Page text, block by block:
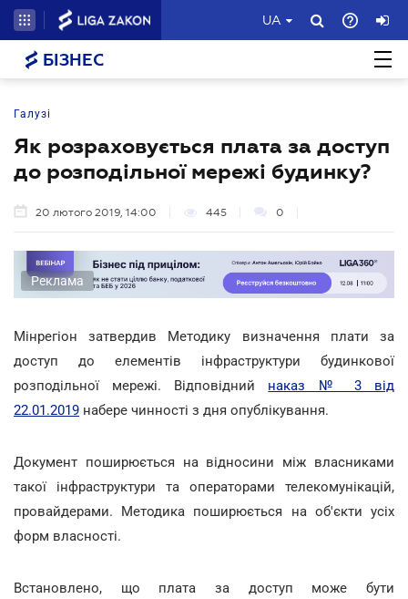
UA
БІЗНЕС
Галузі
Як розраховується плата за доступ
до розподільної мережі будинку?
20 лютого 2019, 14:00 445 0
Реклама
Мінрегіон затвердив Методику визначення плати за
доступ до елементів інфраструктури будинкової
розподільної мережі. Відповідний наказ № 3 від
22.01.2019 набере чинності з дня опублікування.
Документ поширюється на відносини між власниками
такої інфраструктури та операторами телекомунікацій,
провайдерами. Методика поширюється на об'єкти усіх
форм власності.
Встановлено, що плата за доступ може бути